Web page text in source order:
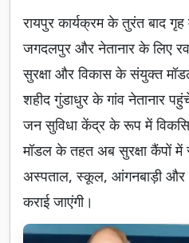
रायपुर कार्यक्रम के तुरंत बाद
जगदलपुर और नेतानार के लिए
सुरक्षा और विकास के संयुक्त
शहीद गुंडाधुर के गांव नेतानार
जन सुविधा केंद्र के रूप में
मॉडल के तहत अब सुरक्षा कैंपों में
अस्पताल, स्कूल, आंगनबाड़ी और
कराई जाएंगी।